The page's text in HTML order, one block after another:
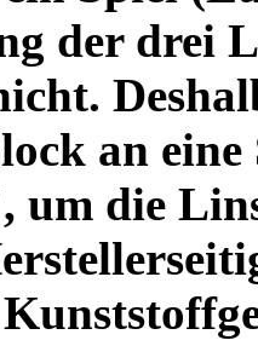
der drei
an eine
um die